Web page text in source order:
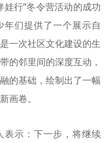
娃行”冬令营活动的成功
们提供了一个展示自
一次社区文化建设的生
的邻里间的深度互动，
的基础，绘制出了一幅
画卷。
表示：下一步，将继续